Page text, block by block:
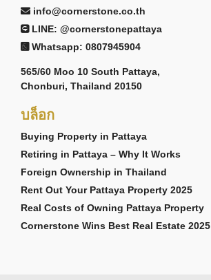
info@cornerstone.co.th
LINE: @cornerstonepattaya
Whatsapp: 0807945904
565/60 Moo 10 South Pattaya,
Chonburi, Thailand 20150
บล็อก
Buying Property in Pattaya
Retiring in Pattaya – Why It Works
Foreign Ownership in Thailand
Rent Out Your Pattaya Property 2025
Real Costs of Owning Pattaya Property
Cornerstone Wins Best Real Estate 2025